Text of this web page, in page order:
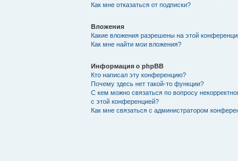
Как мне отказаться от подписки?
Вложения
Какие вложения разрешены на этой
Как мне найти мои вложения?
Информация о phpBB
Кто написал эту конференцию?
Почему здесь нет такой-то функции?
С кем можно связаться по вопросу
с этой конференцией?
Как мне связаться с администратором